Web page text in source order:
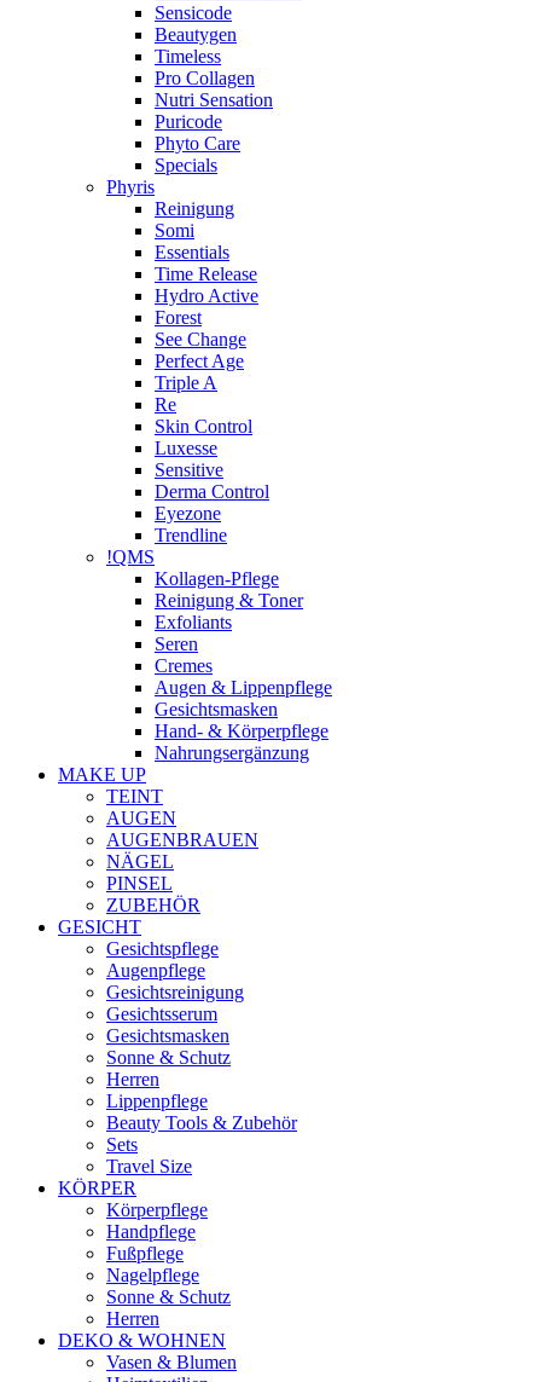
Sensicode
Beautygen
Timeless
Pro Collagen
Nutri Sensation
Puricode
Phyto Care
Specials
Phyris
Reinigung
Somi
Essentials
Time Release
Hydro Active
Forest
See Change
Perfect Age
Triple A
Re
Skin Control
Luxesse
Sensitive
Derma Control
Eyezone
Trendline
!QMS
Kollagen-Pflege
Reinigung & Toner
Exfoliants
Seren
Cremes
Augen & Lippenpflege
Gesichtsmasken
Hand- & Körperpflege
Nahrungsergänzung
MAKE UP
TEINT
AUGEN
AUGENBRAUEN
NÄGEL
PINSEL
ZUBEHÖR
GESICHT
Gesichtspflege
Augenpflege
Gesichtsreinigung
Gesichtsserum
Gesichtsmasken
Sonne & Schutz
Herren
Lippenpflege
Beauty Tools & Zubehör
Sets
Travel Size
KÖRPER
Körperpflege
Handpflege
Fußpflege
Nagelpflege
Sonne & Schutz
Herren
DEKO & WOHNEN
Vasen & Blumen